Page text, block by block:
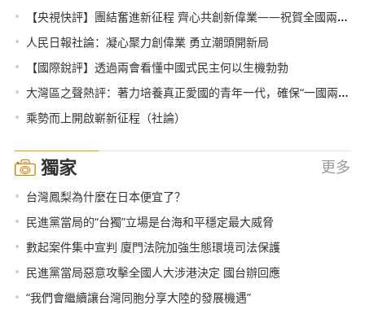
• 【央視快評】團結奮進新征程 齊心共創新偉業——祝賀全國兩會勝利閉幕
• 人民日報社論：凝心聚力創偉業 勇立潮頭開新局
• 【國際銳評】透過兩會看懂中國式民主何以生機勃勃
• 大灣區之聲熱評：著力培養真正愛國的青年一代，確保“一國兩制”行穩致遠
• 乘勢而上開啟嶄新征程（社論）
獨家 更多
• 台灣鳳梨為什麼在日本便宜了？
• 民進黨當局的“台獨”立場是台海和平穩定最大威脅
• 數起案件集中宣判 廈門法院加強生態環境司法保護
• 民進黨當局惡意攻擊全國人大涉港決定 國台辦回應
• “我們會繼續讓台灣同胞分享大陸的發展機遇”